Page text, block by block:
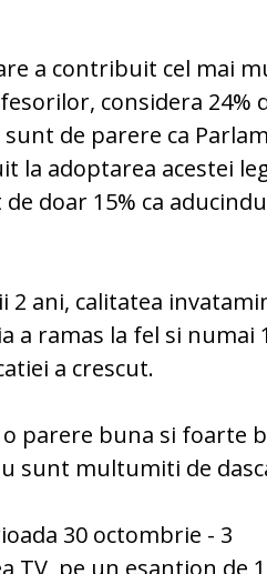
a contribuit cel mai
considera 24%
de parere ca
adoptarea acestei
doar 15% ca
2 ani, calitatea
a ramas la fel si numai
a crescut.
parere buna si foarte
sunt multumiti de
30 octombrie - 3